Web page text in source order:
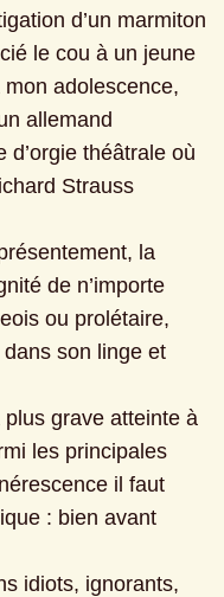
d’un marmiton
le cou à un jeune
adolescence,
allemand
d’orgie théâtrale où
Strauss
la
de n’importe
ou prolétaire,
son linge et
plus grave atteinte à
les principales
il faut
: bien avant
idiots, ignorants,